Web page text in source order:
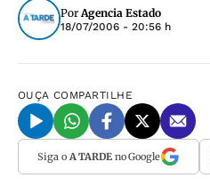
PorAgencia Estado
18/07/2006 - 20:56 h
OUÇA COMPARTILHE
Siga o A TARDEno Google